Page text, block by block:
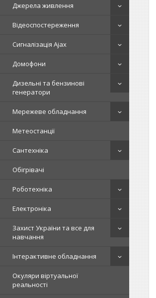
Джерела живлення
Відеоспостереження
Сигналізація Ajax
Домофони
Дизельні та бензинові
генератори
Мережеве обладнання
Метеостанції
Сантехніка
Обігрівачі
Роботехніка
Електроніка
Захист України та все для
навчання
Інтерактивне обладнання
Окуляри віртуальної
реальності